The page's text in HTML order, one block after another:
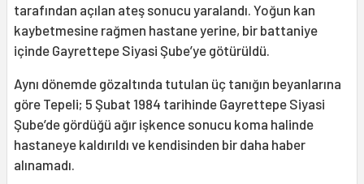
tarafından açılan ateş sonucu yaralandı. Yoğun kan
kaybetmesine rağmen hastane yerine, bir battaniye
içinde Gayrettepe Siyasi Şube’ye götürüldü.
Aynı dönemde gözaltında tutulan üç tanığın beyanlarına
göre Tepeli; 5 Şubat 1984 tarihinde Gayrettepe Siyasi
Şube’de gördüğü ağır işkence sonucu koma halinde
hastaneye kaldırıldı ve kendisinden bir daha haber
alınamadı.